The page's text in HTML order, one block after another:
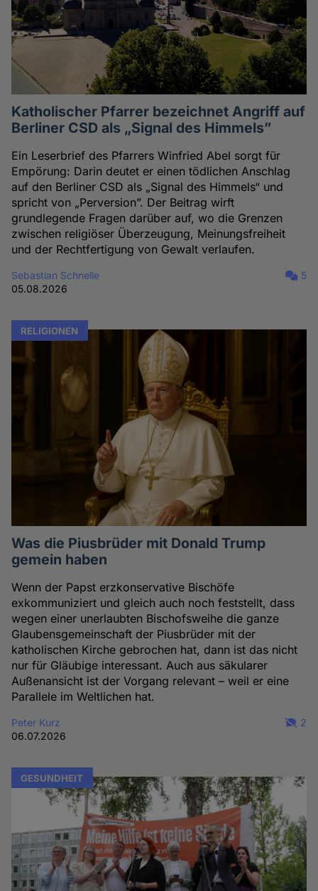
Katholischer Pfarrer bezeichnet Angriff auf
Berliner CSD als „Signal des Himmels”
Ein Leserbrief des Pfarrers Winfried Abel sorgt für
Empörung: Darin deutet er einen tödlichen Anschlag
auf den Berliner CSD als „Signal des Himmels“ und
spricht von „Perversion”. Der Beitrag wirft
grundlegende Fragen darüber auf, wo die Grenzen
zwischen religiöser Überzeugung, Meinungsfreiheit
und der Rechtfertigung von Gewalt verlaufen.
Sebastian Schnelle
05.08.2026
5
RELIGIONEN
Was die Piusbrüder mit Donald Trump
gemein haben
Wenn der Papst erzkonservative Bischöfe
exkommuniziert und gleich auch noch feststellt, dass
wegen einer unerlaubten Bischofsweihe die ganze
Glaubensgemeinschaft der Piusbrüder mit der
katholischen Kirche gebrochen hat, dann ist das nicht
nur für Gläubige interessant. Auch aus säkularer
Außenansicht ist der Vorgang relevant – weil er eine
Parallele im Weltlichen hat.
Peter Kurz
06.07.2026
2
GESUNDHEIT